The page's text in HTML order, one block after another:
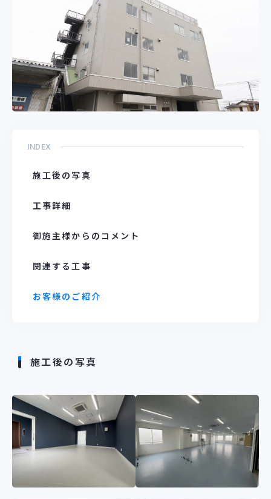
INDEX
施工後の写真
工事詳細
御施主様からのコメント
関連する工事
お客様のご紹介
施工後の写真